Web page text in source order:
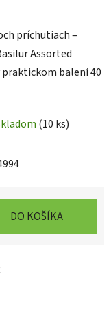
príchutiach –
Assorted
praktickom balení 40
(10 ks)
DO KOŠÍKA